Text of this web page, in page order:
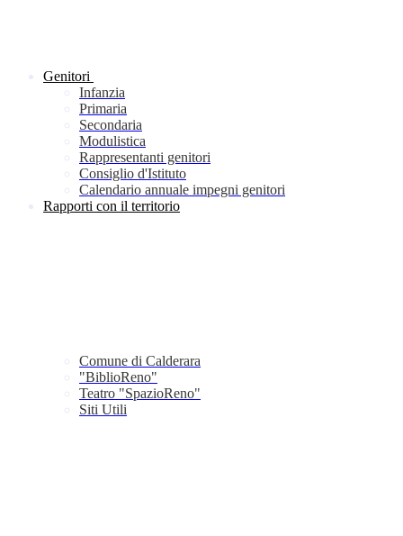
Genitori
Infanzia
Primaria
Secondaria
Modulistica
Rappresentanti genitori
Consiglio d'Istituto
Calendario annuale impegni genitori
Rapporti con il territorio
Comune di Calderara
"BiblioReno"
Teatro "SpazioReno"
Siti Utili